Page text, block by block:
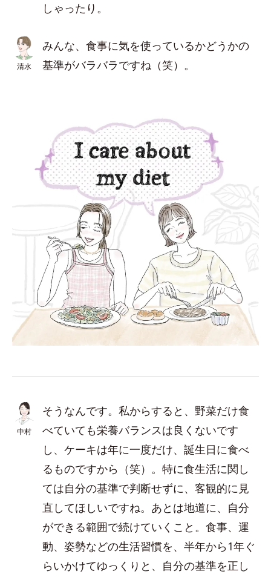
しゃったり。
清水
みんな、食事に気を使っているかどうかの
基準がバラバラですね（笑）。
中村
そうなんです。私からすると、野菜だけ食
べていても栄養バランスは良くないです
し、ケーキは年に一度だけ、誕生日に食べ
るものですから（笑）。特に食生活に関し
ては自分の基準で判断せずに、客観的に見
直してほしいですね。あとは地道に、自分
ができる範囲で続けていくこと。食事、運
動、姿勢などの生活習慣を、半年から1年ぐ
らいかけてゆっくりと、自分の基準を正し